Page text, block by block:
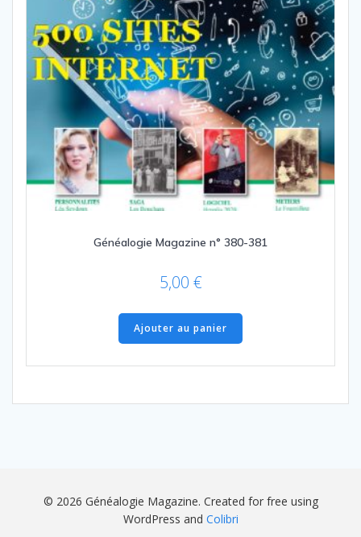
Généalogie Magazine n° 380-381
5,00 €
Ajouter au panier
© 2026 Généalogie Magazine. Created for free using
WordPress and Colibri